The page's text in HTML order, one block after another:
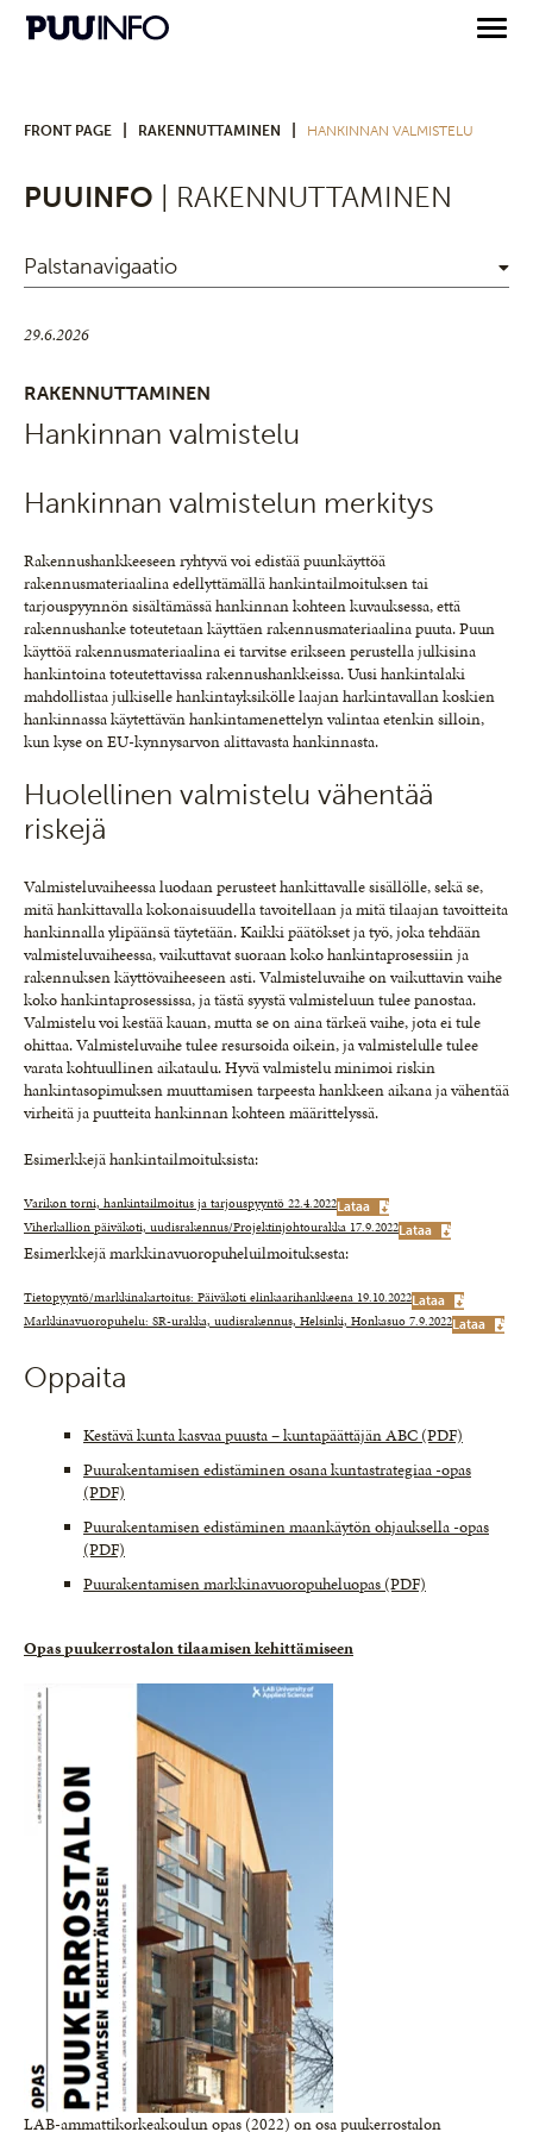
FRONT PAGE RAKENNUTTAMINEN HANKINNAN VALMISTELU
PUUINFO | RAKENNUTTAMINEN
Palstanavigaatio
29.6.2026
RAKENNUTTAMINEN
Hankinnan valmistelu
Hankinnan valmistelun merkitys
Rakennushankkeeseen ryhtyvä voi edistää puunkäyttöä
rakennusmateriaalina edellyttämällä hankintailmoituksen tai
tarjouspyynnön sisältämässä hankinnan kohteen kuvauksessa, että
rakennushanke toteutetaan käyttäen rakennusmateriaalina puuta. Puun
käyttöä rakennusmateriaalina ei tarvitse erikseen perustella julkisina
hankintoina toteutettavissa rakennushankkeissa. Uusi hankintalaki
mahdollistaa julkiselle hankintayksikölle laajan harkintavallan koskien
hankinnassa käytettävän hankintamenettelyn valintaa etenkin silloin,
kun kyse on EU-kynnysarvon alittavasta hankinnasta.
Huolellinen valmistelu vähentää
riskejä
Valmisteluvaiheessa luodaan perusteet hankittavalle sisällölle, sekä se,
mitä hankittavalla kokonaisuudella tavoitellaan ja mitä tilaajan tavoitteita
hankinnalla ylipäänsä täytetään. Kaikki päätökset ja työ, joka tehdään
valmisteluvaiheessa, vaikuttavat suoraan koko hankintaprosessiin ja
rakennuksen käyttövaiheeseen asti. Valmisteluvaihe on vaikuttavin vaihe
koko hankintaprosessissa, ja tästä syystä valmisteluun tulee panostaa.
Valmistelu voi kestää kauan, mutta se on aina tärkeä vaihe, jota ei tule
ohittaa. Valmisteluvaihe tulee resursoida oikein, ja valmistelulle tulee
varata kohtuullinen aikataulu. Hyvä valmistelu minimoi riskin
hankintasopimuksen muuttamisen tarpeesta hankkeen aikana ja vähentää
virheitä ja puutteita hankinnan kohteen määrittelyssä.
Esimerkkejä hankintailmoituksista:
Varikon torni, hankintailmoitus ja tarjouspyyntö 22.4.2022Lataa
Viherkallion päiväkoti, uudisrakennus/Projektinjohtourakka 17.9.2022Lataa
Esimerkkejä markkinavuoropuheluilmoituksesta:
Tietopyyntö/markkinakartoitus: Päiväkoti elinkaarihankkeena 19.10.2022Lataa
Markkinavuoropuhelu: SR-urakka, uudisrakennus, Helsinki, Honkasuo 7.9.2022Lataa
Oppaita
Kestävä kunta kasvaa puusta – kuntapäättäjän ABC (PDF)
Puurakentamisen edistäminen osana kuntastrategiaa -opas
(PDF)
Puurakentamisen edistäminen maankäytön ohjauksella -opas
(PDF)
Puurakentamisen markkinavuoropuheluopas (PDF)
Opas puukerrostalon tilaamisen kehittämiseen
LAB-ammattikorkeakoulun opas (2022) on osa puukerrostalon